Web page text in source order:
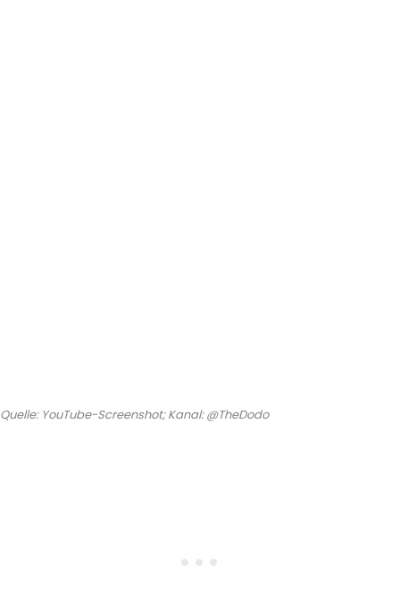
Quelle: YouTube-Screenshot; Kanal: @TheDodo